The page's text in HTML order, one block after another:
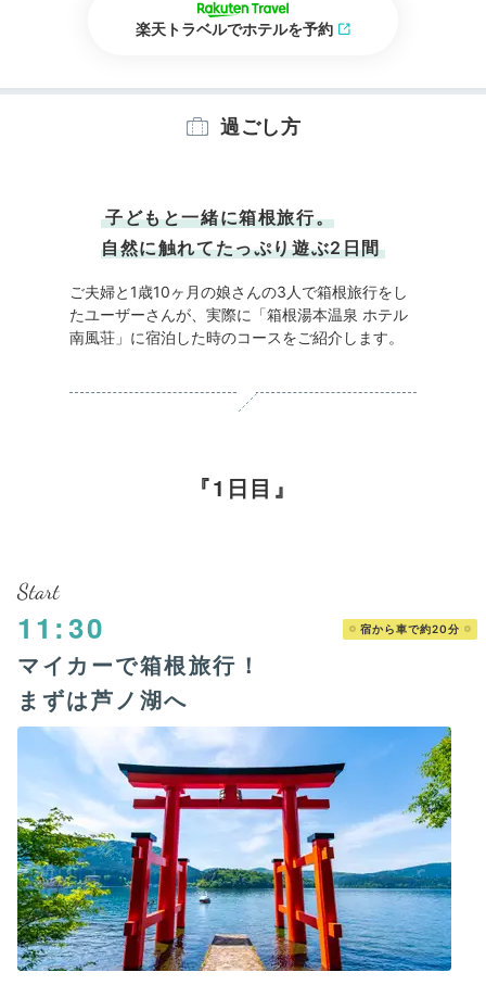
楽天トラベルでホテルを予約
過ごし方
子どもと一緒に箱根旅行。
自然に触れてたっぷり遊ぶ2日間
ご夫婦と1歳10ヶ⽉の娘さんの3⼈で箱根旅行をし
たユーザーさんが、実際に「箱根湯本温泉 ホテル
南風荘」に宿泊した時のコースをご紹介します。
1日目
Start
11:30 宿から車で約20分
マイカーで箱根旅行！
まずは芦ノ湖へ